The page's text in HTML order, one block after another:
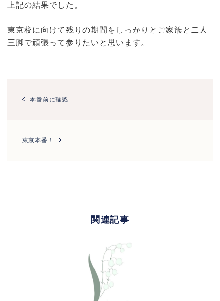
上記の結果でした。
東京校に向けて残りの期間をしっかりとご家族と二人
三脚で頑張って参りたいと思います。
本番前に確認
東京本番！
関連記事